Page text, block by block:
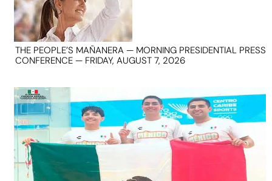
THE PEOPLE’S MAÑANERA — MORNING PRESIDENTIAL PRESS
CONFERENCE — FRIDAY, AUGUST 7, 2026